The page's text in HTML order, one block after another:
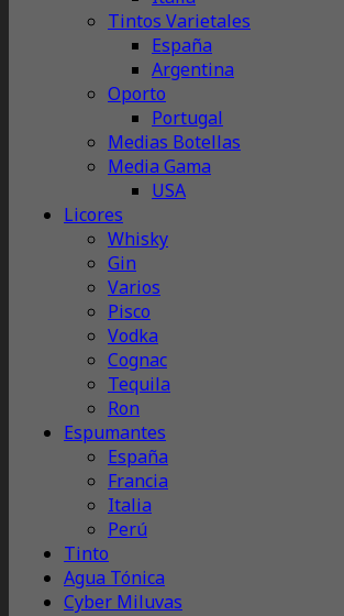
Tintos Varietales
España
Argentina
Oporto
Portugal
Medias Botellas
Media Gama
USA
Licores
Whisky
Gin
Varios
Pisco
Vodka
Cognac
Tequila
Ron
Espumantes
España
Francia
Italia
Perú
Tinto
Agua Tónica
Cyber Miluvas